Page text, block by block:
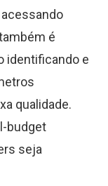
é
identificando e
qualidade.
budget
seja